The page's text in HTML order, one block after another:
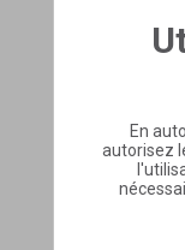
En
autorisez